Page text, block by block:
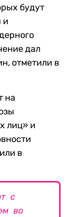
будут
и
дал
отметили в
на
лиц» и
в
с
во